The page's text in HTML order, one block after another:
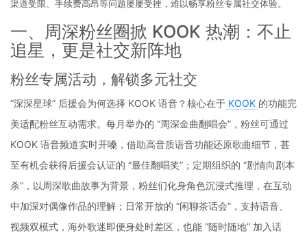
渠道受限、手续费高昂等问题屡屡受挫，难以畅享粉丝专属社交体验。
一、周深粉丝圈掀 KOOK 热潮：不止
追星，更是社交新阵地
粉丝专属活动，解锁多元社交
“深深星球” 后援会为何选择 KOOK 语音？核心在于 KOOK 的功能完
美适配粉丝互动需求。每月举办的 “周深金曲翻唱会”，粉丝可通过
KOOK 语音频道实时开嗓，借助高音质语音功能还原歌曲细节，甚
至有机会获得后援会认证的 “最佳翻唱奖”；定期组织的 “剧情向剧本
杀”，以周深歌曲故事为背景，粉丝们化身角色沉浸式推理，在互动
中加深对偶像作品的理解；日常开放的 “闲聊茶话会”，支持语音、
视频双模式，海外歌迷即便身处时差区，也能 “随时随地” 加入话